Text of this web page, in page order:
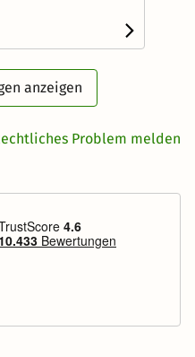
anzeigen
Problem melden